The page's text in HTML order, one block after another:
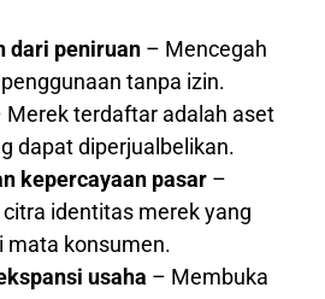
dari peniruan – Mencegah
tanpa izin.
Merek terdaftar adalah aset
dapat diperjualbelikan.
kepercayaan pasar –
identitas merek yang
mata konsumen.
usaha – Membuka